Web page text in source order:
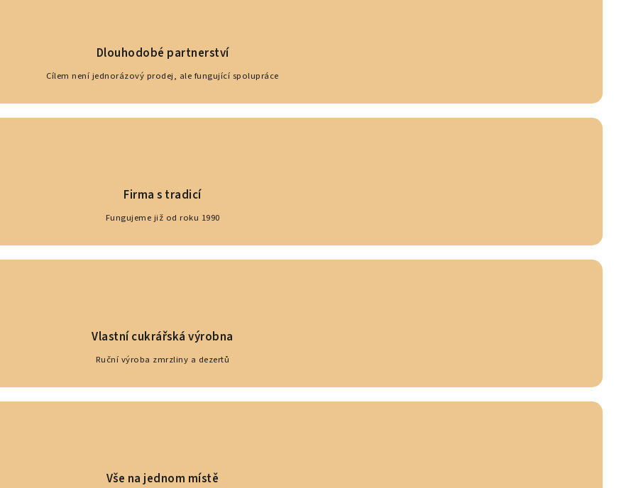
Dlouhodobé partnerství
Cílem není jednorázový prodej, ale fungující spolupráce
Firma s tradicí
Fungujeme již od roku 1990
Vlastní cukrářská výrobna
Ruční výroba zmrzliny a dezertů
Vše na jednom místě